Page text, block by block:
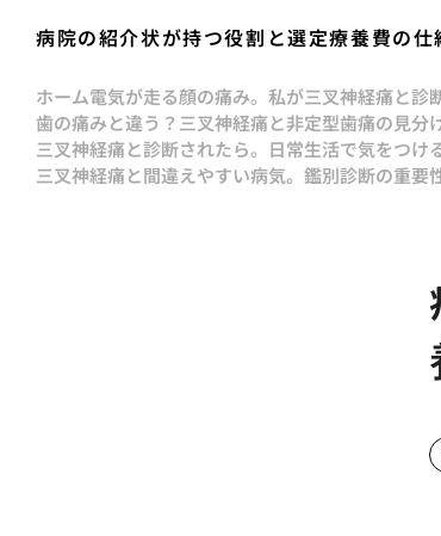
病院の紹介状が持つ役割と選定療養費の
ホーム電気が走る顔の痛み。私が三叉神経痛と診
歯の痛みと違う？三叉神経痛と非定型歯痛の見分
三叉神経痛と診断されたら。日常生活で気をつけ
三叉神経痛と間違えやすい病気。鑑別診断の重要